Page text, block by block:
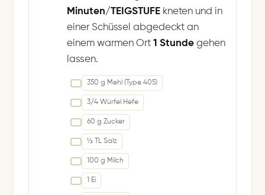
Minuten/TEIGSTUFE kneten und in
einer Schüssel abgedeckt an
einem warmen Ort 1 Stunde gehen
lassen.
350 g Mehl (Type 405)
3/4 Würfel Hefe
60 g Zucker
½ TL Salz
100 g Milch
1 Ei